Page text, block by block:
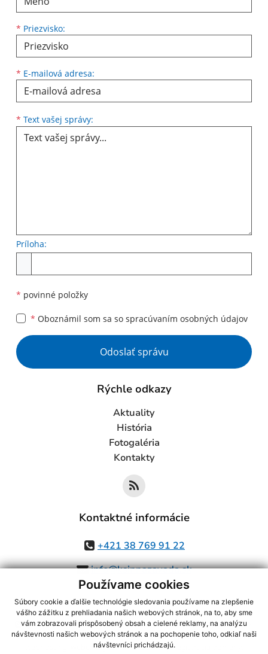
Používame cookies
Súbory cookie a ďalšie technológie sledovania používame na zlepšenie
vášho zážitku z prehliadania našich webových stránok, na to, aby sme
vám zobrazovali prispôsobený obsah a cielené reklamy, na analýzu
návštevnosti našich webových stránok a na pochopenie toho, odkiaľ naši
návštevníci prichádzajú.
* Priezvisko:
* E-mailová adresa:
* Text vašej správy:
Príloha:
* povinné položky
* Oboznámil som sa so spracúvaním osobných údajov
Google reCaptcha Response
Odoslať správu
Rýchle odkazy
Aktuality
História
Fotogaléria
Kontakty
Kontaktné informácie
+421 38 769 91 22
info@ksinnazavada.sk
využite možnosť získavania aktuálnych informácií s využitím RSS
CMS systém (redakčný) systém ECHELON 2,Mapa stránok,web portál
webex.digital, s.r.o.,domény,registrácia domény